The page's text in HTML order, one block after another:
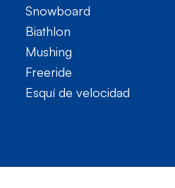
Snowboard
Biathlon
Mushing
Freeride
Esquí de velocidad